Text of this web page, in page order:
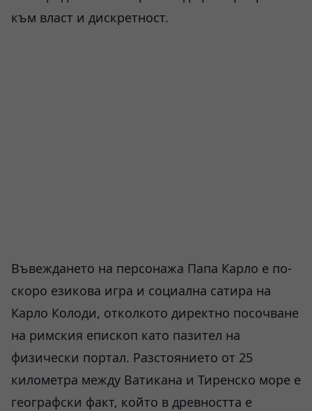
към власт и дискретност.
Въвеждането на персонажа Папа Карло е по-
скоро езикова игра и социална сатира на
Карло Колоди, отколкото директно посочване
на римския епископ като пазител на
физически портал. Разстоянието от 25
километра между Ватикана и Тиренско море е
географски факт, който в древността е